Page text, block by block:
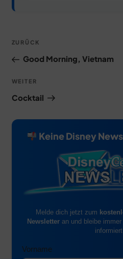
Beitragsnavigation
Vorheriger
Beitrag
ZURÜCK
Good Morning, Vietnam
Nächster
Beitrag
WEITER
Cocktail
Keine Disney
Melde dich jetzt zum
Newsletteran und bleibe immer
Vorname